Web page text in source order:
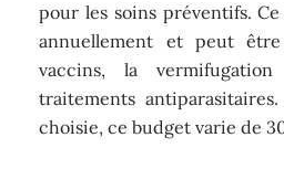
pour les soins préventifs.
annuellement et peut
vaccins, la
traitements
choisie, ce budget varie de